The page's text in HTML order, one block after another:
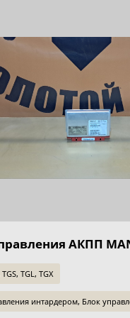
АКПП
TGL, TGX
интардером, Блок